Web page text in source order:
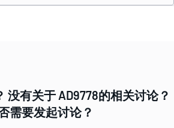
没有关于 AD9778的相关讨论？
需要发起讨论？